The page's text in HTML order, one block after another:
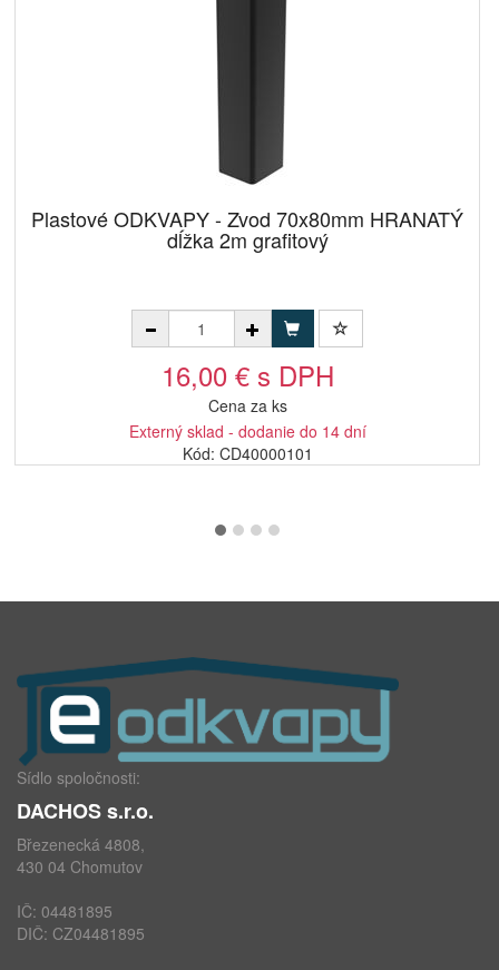
Plastové ODKVAPY - Zvod 70x80mm HRANATÝ
dĺžka 2m grafitový
16,00 € s DPH
Cena za ks
Externý sklad - dodanie do 14 dní
Kód: CD40000101
Sídlo spoločnosti:
DACHOS s.r.o.
Březenecká 4808,
430 04 Chomutov
IČ: 04481895
DIČ: CZ04481895